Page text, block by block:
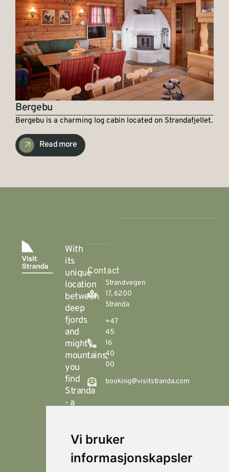
Vi bruker
informasjonskapsler
Bergebu
Bergebu is a charming log cabin located on Strandafjellet.
Read more
With
its
unique
location
between
deep
fjords
and
mighty
mountains,
you
find
Stranda
- a
destination
that
offers
Contact
Strandvegen
17, 6200
Stranda
+47
45
16
40
00
booking@visitstranda.com
Locations
Fjellsætra
Stranda
Horn Media